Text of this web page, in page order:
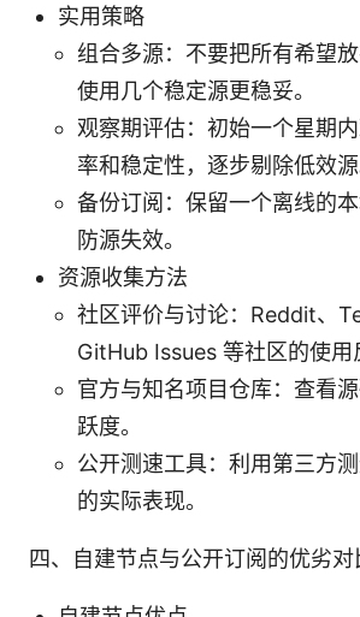
实用策略
组合多源：不要把所有希望
使用几个稳定源更稳妥。
观察期评估：初始一个星期
率和稳定性，逐步剔除低效源
备份订阅：保留一个离线的
防源失效。
资源收集方法
社区评价与讨论：Reddit、
GitHub Issues 等社区的使用
官方与知名项目仓库：查看
跃度。
公开测速工具：利用第三方
的实际表现。
四、自建节点与公开订阅的优劣对